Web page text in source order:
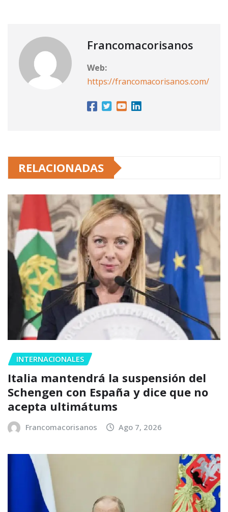
Francomacorisanos
Web:
https://francomacorisanos.com/
RELACIONADAS
INTERNACIONALES
Italia mantendrá la suspensión del
Schengen con España y dice que no
acepta ultimátums
Francomacorisanos Ago 7, 2026